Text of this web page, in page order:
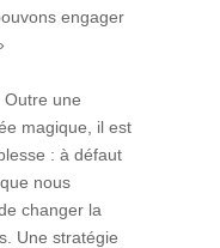
engager
une
magique, il est
: à défaut
nous
changer la
Une stratégie